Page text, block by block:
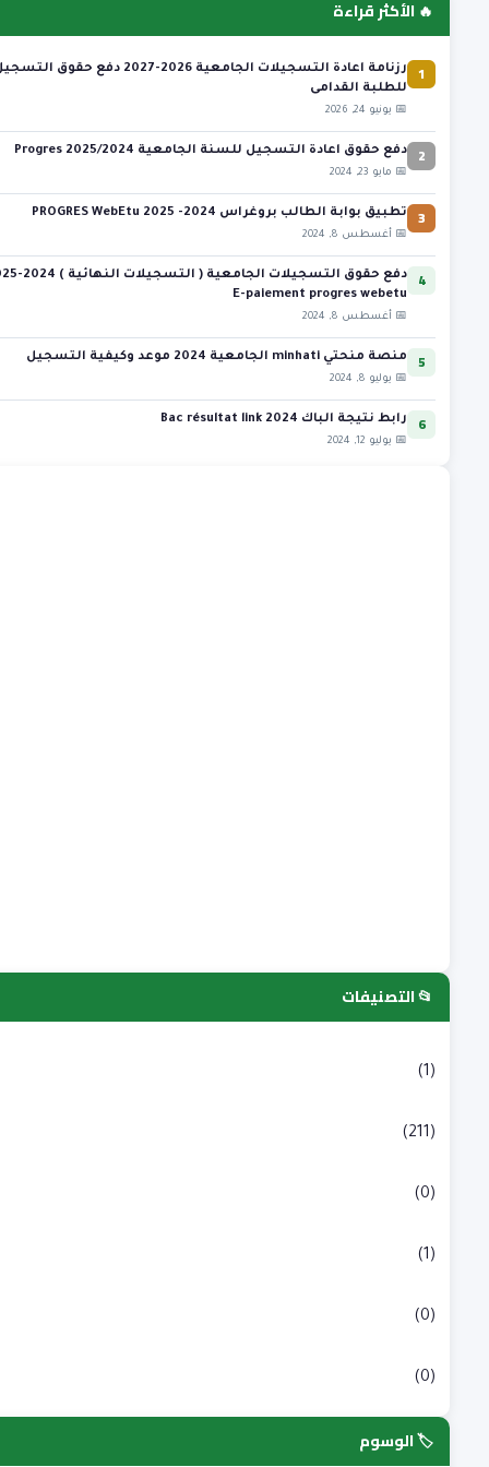
🔥 الأكثر قراءة
1
رزنامة اعادة التسجيلات الجامعية 2026-2027 دفع حقوق
للطلبة القدامى
📅 يونيو 24, 2026
2 دفع حقوق اعادة التسجيل للسنة الجامعية 2025/2024 Progres
📅 مايو 23, 2024
3 تطبيق بوابة الطالب بروغراس 2024- 2025 PROGRES WebEtu
📅 أغسطس 8, 2024
4
دفع حقوق التسجيلات الجامعية
E-paiement progres webetu
📅 أغسطس 8, 2024
5 منصة منحتي minhati الجامعية 2024 موعد وكيفية التسجيل
📅 يوليو 8, 2024
6 رابط نتيجة الباك 2024 Bac résultat link
📅 يوليو 12, 2024
📂 التصنيفات
(1)
(211)
(0)
(1)
(0)
(0)
🏷️ الوسوم